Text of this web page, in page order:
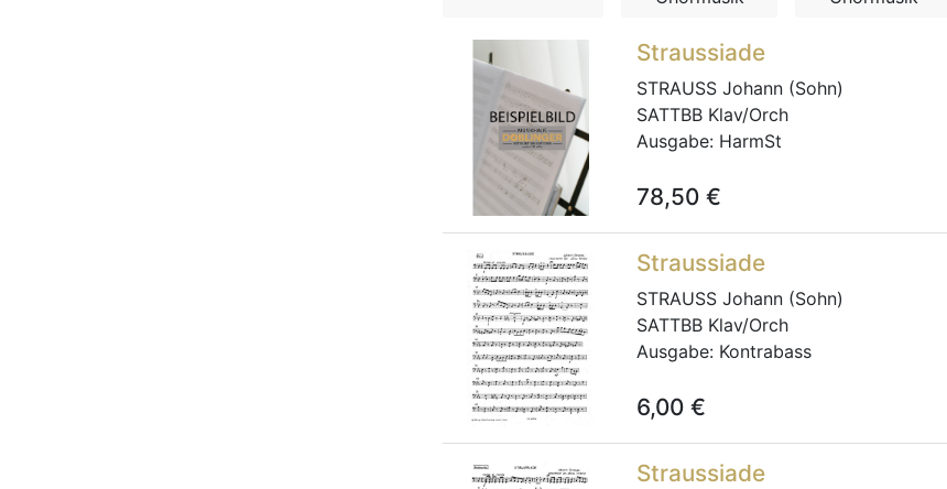
Straussiade
STRAUSS Johann (Sohn)
SATTBB Klav/Orch
Ausgabe: HarmSt
78,50 €
Straussiade
STRAUSS Johann (Sohn)
SATTBB Klav/Orch
Ausgabe: Kontrabass
6,00 €
Straussiade